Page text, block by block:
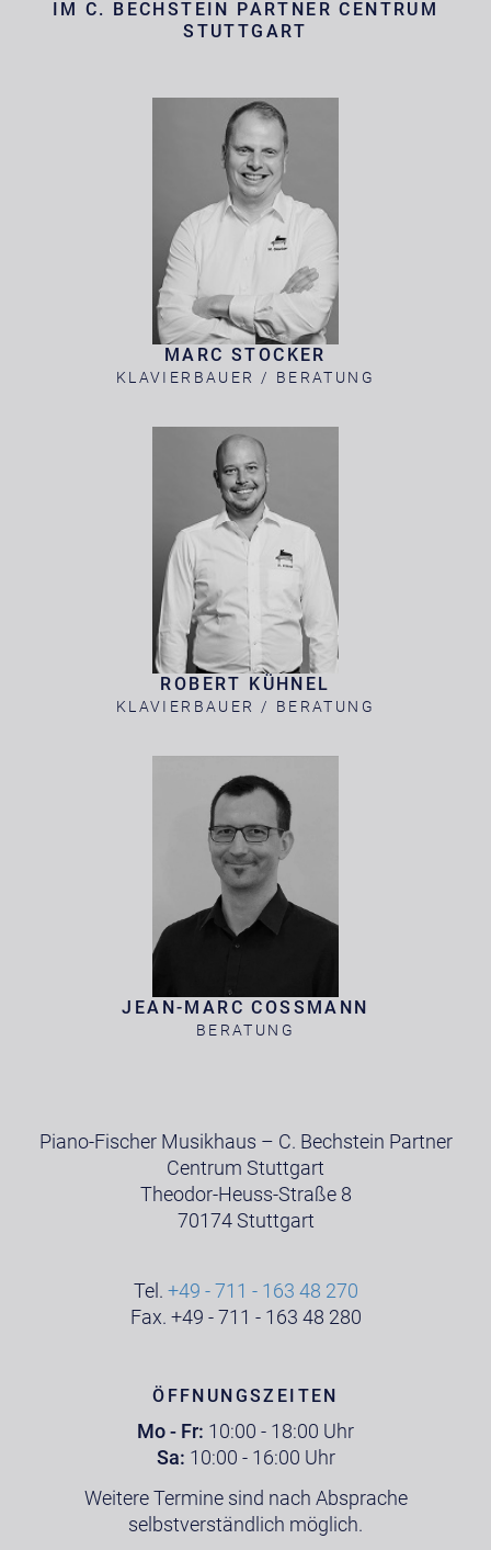
IM C. BECHSTEIN PARTNER CENTRUM
STUTTGART
MARC STOCKER
KLAVIERBAUER / BERATUNG
ROBERT KÜHNEL
KLAVIERBAUER / BERATUNG
JEAN-MARC COSSMANN
BERATUNG
Piano-Fischer Musikhaus – C. Bechstein Partner
Centrum Stuttgart
Theodor-Heuss-Straße 8
70174 Stuttgart
Tel. +49 - 711 - 163 48 270
Fax. +49 - 711 - 163 48 280
ÖFFNUNGSZEITEN
Mo - Fr: 10:00 - 18:00 Uhr
Sa: 10:00 - 16:00 Uhr
Weitere Termine sind nach Absprache
selbstverständlich möglich.